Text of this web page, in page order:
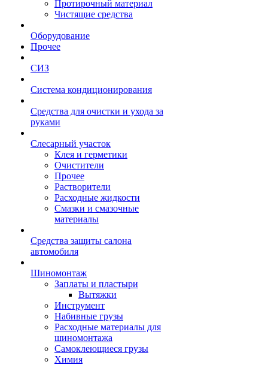
Протирочный материал
Чистящие средства
Оборудование
Прочее
СИЗ
Система кондиционирования
Средства для очистки и ухода за
руками
Слесарный участок
Клея и герметики
Очистители
Прочее
Растворители
Расходные жидкости
Смазки и смазочные
материалы
Средства защиты салона
автомобиля
Шиномонтаж
Заплаты и пластыри
Вытяжки
Инструмент
Набивные грузы
Расходные материалы для
шиномонтажа
Самоклеющиеся грузы
Химия